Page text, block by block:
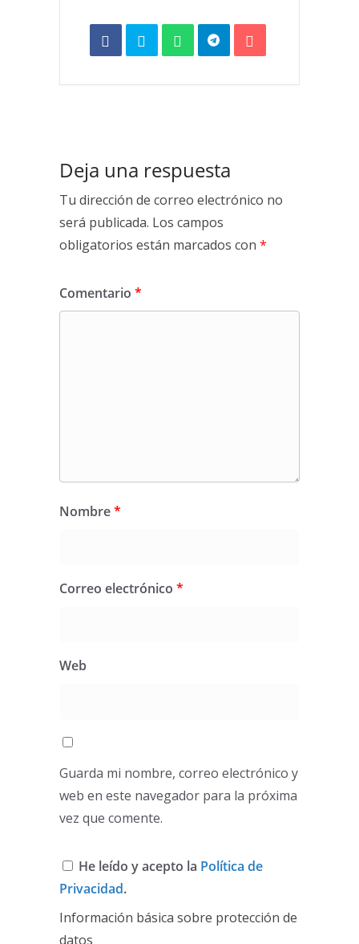
Deja una respuesta
Tu dirección de correo electrónico no
será publicada. Los campos
obligatorios están marcados con *
Comentario *
Nombre*
Correo electrónico *
Web
Guarda mi nombre, correo electrónico y
web en este navegador para la próxima
vez que comente.
He leído y acepto la Política de
Privacidad.
Información básica sobre protección de
datos